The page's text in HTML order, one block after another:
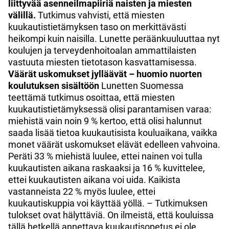
liittyvää asenneilmapiiriä naisten ja miesten
välillä. Tutkimus vahvisti, että miesten
kuukautistietämyksen taso on merkittävästi
heikompi kuin naisilla. Lunette peräänkuuluuttaa nyt
koulujen ja terveydenhoitoalan ammattilaisten
vastuuta miesten tietotason kasvattamisessa.
Väärät uskomukset jylläävät – huomio nuorten
koulutuksen sisältöön Lunetten Suomessa
teettämä tutkimus osoittaa, että miesten
kuukautistietämyksessä olisi parantamisen varaa:
miehistä vain noin 9 % kertoo, että olisi halunnut
saada lisää tietoa kuukautisista kouluaikana, vaikka
monet väärät uskomukset elävät edelleen vahvoina.
Peräti 33 % miehistä luulee, ettei nainen voi tulla
kuukautisten aikana raskaaksi ja 16 % kuvittelee,
ettei kuukautisten aikana voi uida. Kaikista
vastanneista 22 % myös luulee, ettei
kuukautiskuppia voi käyttää yöllä. – Tutkimuksen
tulokset ovat hälyttäviä. On ilmeistä, että kouluissa
tällä hetkellä annettava kuukautisopetus ei ole